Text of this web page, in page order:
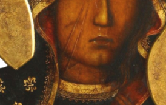
Roberto de Mattei | 19/11/2025